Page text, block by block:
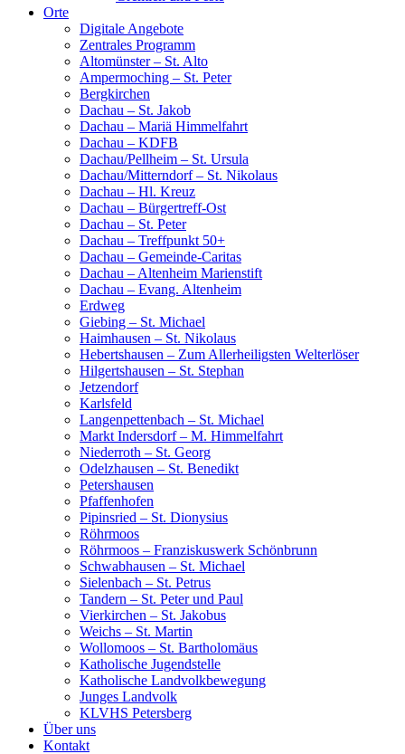
Orte
Digitale Angebote
Zentrales Programm
Altomünster – St. Alto
Ampermoching – St. Peter
Bergkirchen
Dachau – St. Jakob
Dachau – Mariä Himmelfahrt
Dachau – KDFB
Dachau/Pellheim – St. Ursula
Dachau/Mitterndorf – St. Nikolaus
Dachau – Hl. Kreuz
Dachau – Bürgertreff-Ost
Dachau – St. Peter
Dachau – Treffpunkt 50+
Dachau – Gemeinde-Caritas
Dachau – Altenheim Marienstift
Dachau – Evang. Altenheim
Erdweg
Giebing – St. Michael
Haimhausen – St. Nikolaus
Hebertshausen – Zum Allerheiligsten Welterlöser
Hilgertshausen – St. Stephan
Jetzendorf
Karlsfeld
Langenpettenbach – St. Michael
Markt Indersdorf – M. Himmelfahrt
Niederroth – St. Georg
Odelzhausen – St. Benedikt
Petershausen
Pfaffenhofen
Pipinsried – St. Dionysius
Röhrmoos
Röhrmoos – Franziskuswerk Schönbrunn
Schwabhausen – St. Michael
Sielenbach – St. Petrus
Tandern – St. Peter und Paul
Vierkirchen – St. Jakobus
Weichs – St. Martin
Wollomoos – St. Bartholomäus
Katholische Jugendstelle
Katholische Landvolkbewegung
Junges Landvolk
KLVHS Petersberg
Über uns
Kontakt